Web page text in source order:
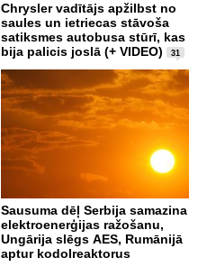
Chrysler vadītājs apžilbst no
saules un ietriecas stāvoša
satiksmes autobusa stūrī, kas
bija palicis joslā (+ VIDEO)
31
Sausuma dēļ Serbija samazina
elektroenerģijas ražošanu,
Ungārija slēgs AES, Rumānijā
aptur kodolreaktorus